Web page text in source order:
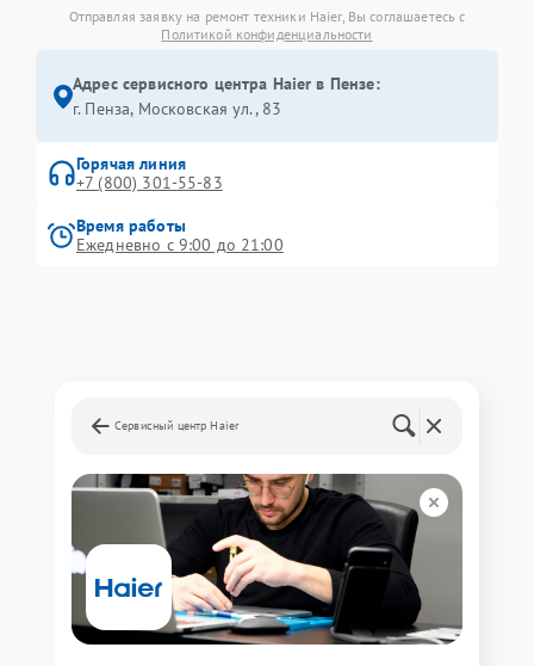
Отправляя заявку на ремонт техники Haier, Вы соглашаетесь с
Политикой конфиденциальности
Адрес сервисного центра Haier в Пензе:
г. Пенза, Московская ул., 83
Горячая линия
+7 (800) 301-55-83
Время работы
Ежедневно с 9:00 до 21:00
Сервисный центр Haier